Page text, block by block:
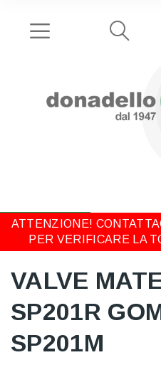
ATTENZIONE!
PER VERIFICARE LA
VALVE
SP201R
SP201M